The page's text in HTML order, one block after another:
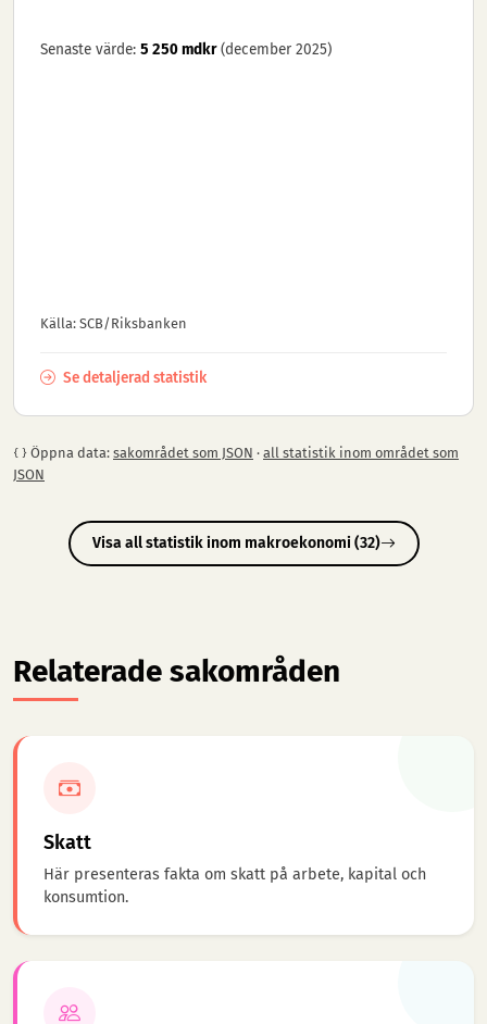
Senaste värde: 5 250 mdkr (december 2025)
Källa: SCB/Riksbanken
Se detaljerad statistik
Öppna data: sakområdet som JSON · all statistik inom området som
JSON
Visa all statistik inom makroekonomi (32)
Relaterade sakområden
Skatt
Här presenteras fakta om skatt på arbete, kapital och
konsumtion.